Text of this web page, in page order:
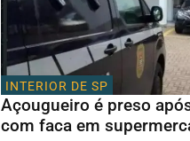
INTERIOR DE SP
Açougueiro é preso
com faca em